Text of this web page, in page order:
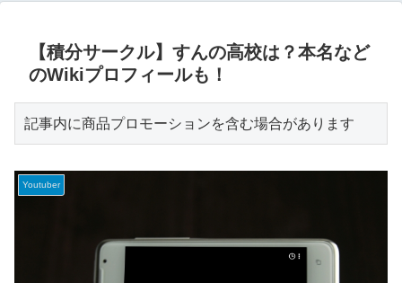
【積分サークル】すんの高校は？本名など
のWikiプロフィールも！
記事内に商品プロモーションを含む場合があります
Youtuber